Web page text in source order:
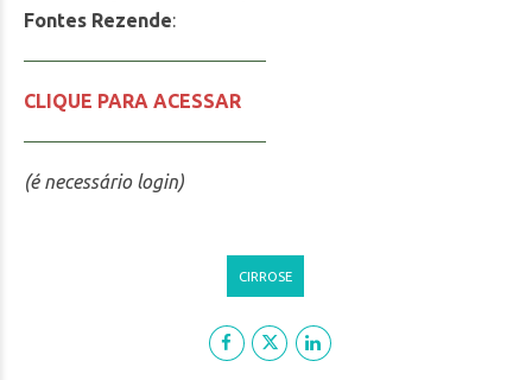
Fontes Rezende:
CLIQUE PARA ACESSAR
(é necessário login)
CIRROSE